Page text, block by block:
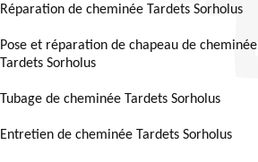
Réparation de cheminée Tardets Sorholus
Pose et réparation de chapeau de cheminée
Tardets Sorholus
Tubage de cheminée Tardets Sorholus
Entretien de cheminée Tardets Sorholus